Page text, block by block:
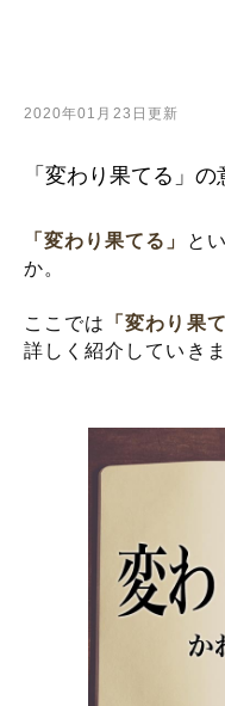
2020年01月23日更新
「変わり果てる」
「変わり果てる」
と
か。
ここでは 「変わり果
詳しく紹介していきま